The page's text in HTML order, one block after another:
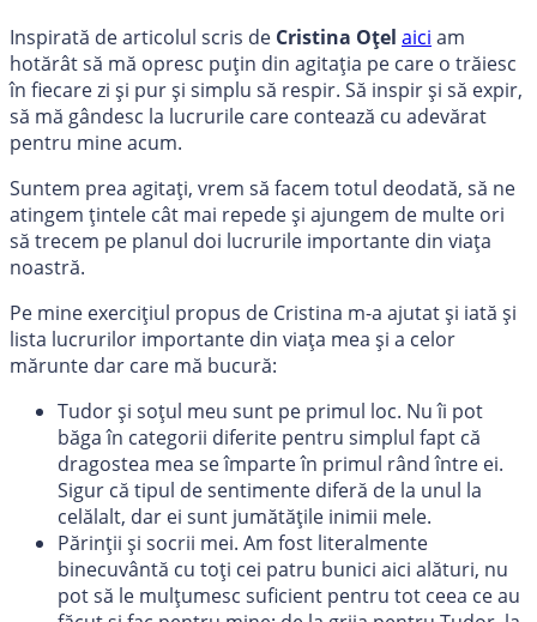
Inspirată de articolul scris de Cristina Oțel aici am
hotărât să mă opresc puțin din agitația pe care o trăiesc
în fiecare zi și pur și simplu să respir. Să inspir și să expir,
să mă gândesc la lucrurile care contează cu adevărat
pentru mine acum.
Suntem prea agitați, vrem să facem totul deodată, să ne
atingem țintele cât mai repede și ajungem de multe ori
să trecem pe planul doi lucrurile importante din viața
noastră.
Pe mine exercițiul propus de Cristina m-a ajutat și iată și
lista lucrurilor importante din viața mea și a celor
mărunte dar care mă bucură:
Tudor și soțul meu sunt pe primul loc. Nu îi pot
băga în categorii diferite pentru simplul fapt că
dragostea mea se împarte în primul rând între ei.
Sigur că tipul de sentimente diferă de la unul la
celălalt, dar ei sunt jumătățile inimii mele.
Părinții și socrii mei. Am fost literalmente
binecuvântă cu toți cei patru bunici aici alături, nu
pot să le mulțumesc suficient pentru tot ceea ce au